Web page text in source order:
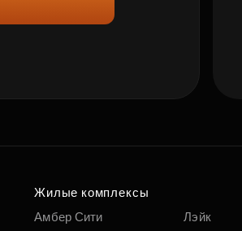
Жилые комплексы
Амбер Сити
Лэйк